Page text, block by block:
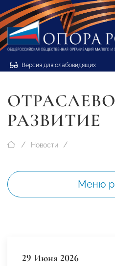
Версия для слабовидящих
РАЗВИТИЕ
Новости
Меню
29 Июня 2026